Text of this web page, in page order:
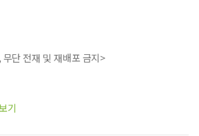
단 전재 및 재배포 금지>
기